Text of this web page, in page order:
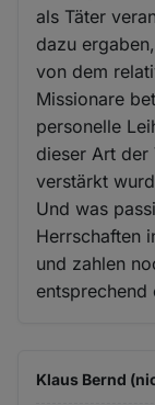
als Täter
dazu
von dem
Missionare
personelle
dieser Art der
verstärkt
Und was
Herrschaften
und zahlen
entsprechend
Klaus Bernd